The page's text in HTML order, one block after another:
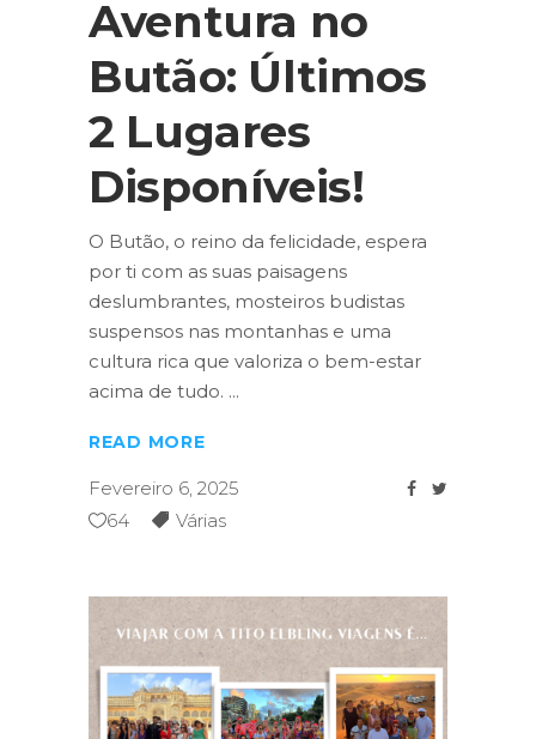
Aventura no
Butão: Últimos
2 Lugares
Disponíveis!
O Butão, o reino da felicidade, espera
por ti com as suas paisagens
deslumbrantes, mosteiros budistas
suspensos nas montanhas e uma
cultura rica que valoriza o bem-estar
acima de tudo.
READ MORE
Fevereiro 6, 2025
64
Várias